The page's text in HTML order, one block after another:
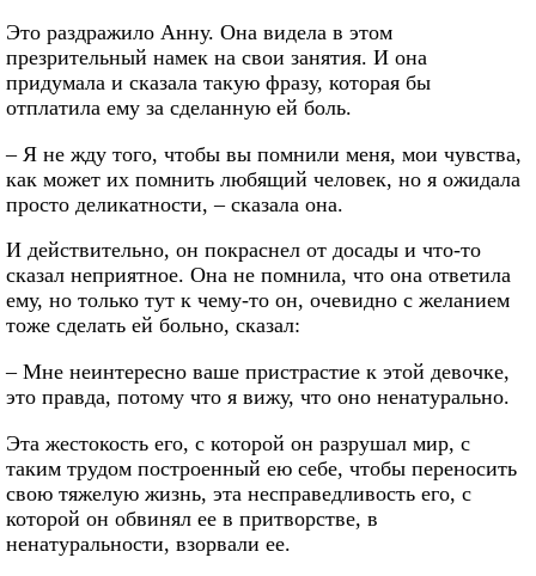
Это раздражило Анну. Она видела в этом
презрительный намек на свои занятия. И она
придумала и сказала такую фразу, которая бы
отплатила ему за сделанную ей боль.
– Я не жду того, чтобы вы помнили меня, мои чувства,
как может их помнить любящий человек, но я ожидала
просто деликатности, – сказала она.
И действительно, он покраснел от досады и что-то
сказал неприятное. Она не помнила, что она ответила
ему, но только тут к чему-то он, очевидно с желанием
тоже сделать ей больно, сказал:
– Мне неинтересно ваше пристрастие к этой девочке,
это правда, потому что я вижу, что оно ненатурально.
Эта жестокость его, с которой он разрушал мир, с
таким трудом построенный ею себе, чтобы переносить
свою тяжелую жизнь, эта несправедливость его, с
которой он обвинял ее в притворстве, в
ненатуральности, взорвали ее.